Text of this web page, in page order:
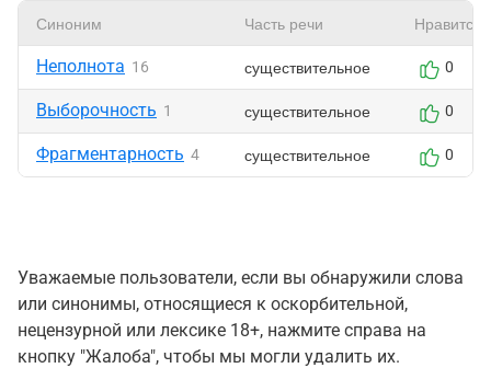
Синоним Часть речи Нравится
Неполнота 16 существительное 0
Выборочность 1 существительное 0
Фрагментарность 4 существительное 0
Уважаемые пользователи, если вы обнаружили слова
или синонимы, относящиеся к оскорбительной,
нецензурной или лексике 18+, нажмите справа на
кнопку "Жалоба", чтобы мы могли удалить их.